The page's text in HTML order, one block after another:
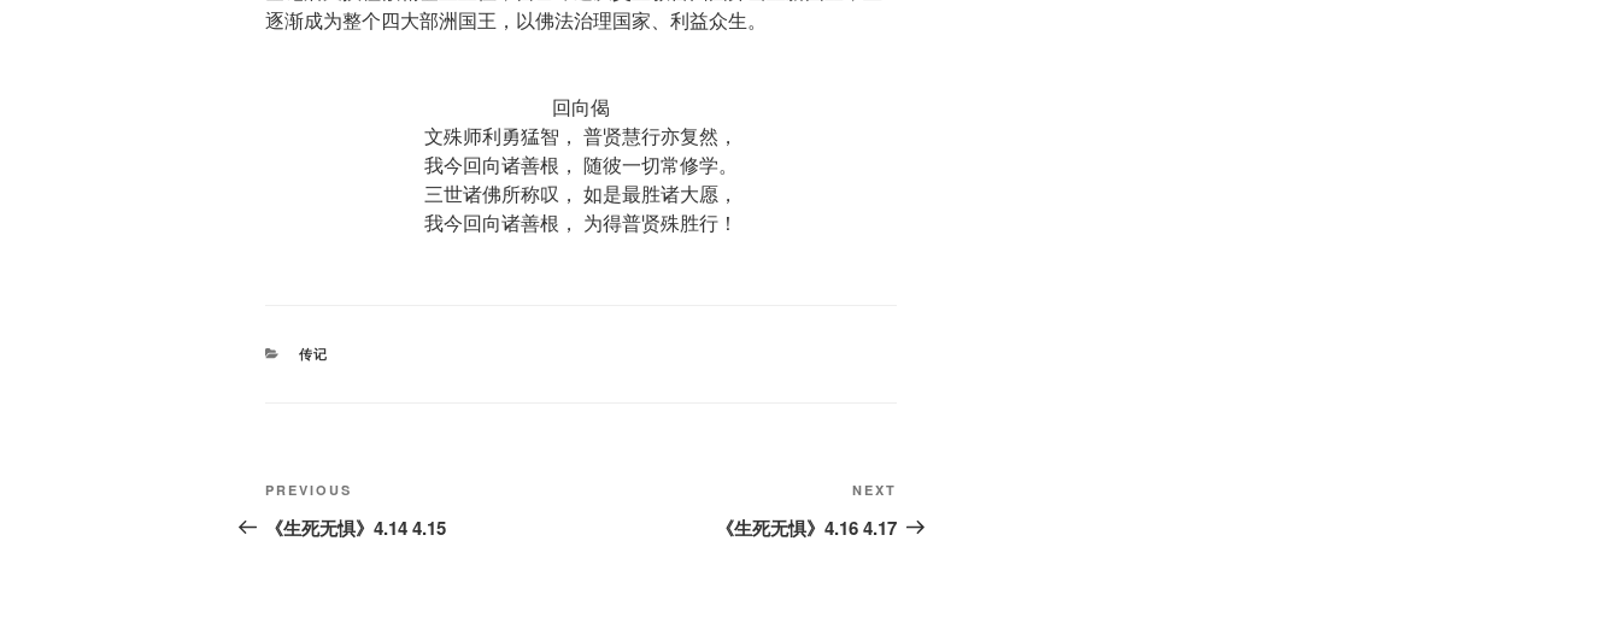
逐渐成为整个四大部洲国王，以佛法治理国家、利益众生。
回向偈
文殊师利勇猛智， 普贤慧行亦复然，
我今回向诸善根， 随彼一切常修学。
三世诸佛所称叹， 如是最胜诸大愿，
我今回向诸善根， 为得普贤殊胜行！
CATEGORIES
传记
Post
navigation
Previous
Post
PREVIOUS
《生死无惧》4.14 4.15
Post
NEXT
《生死无惧》4.16 4.17